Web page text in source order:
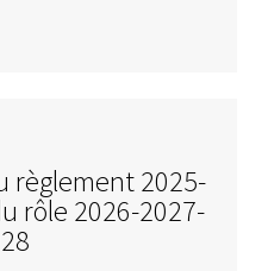
règlement 2025-
rôle 2026-2027-